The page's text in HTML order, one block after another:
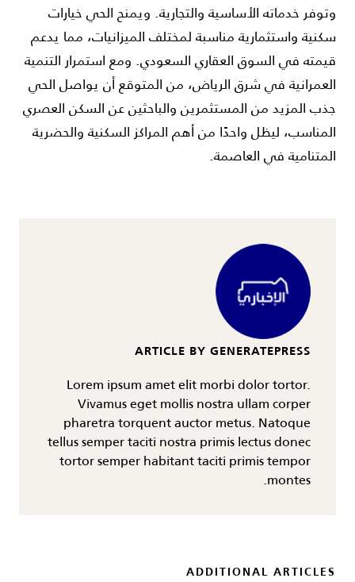
وتوفر خدماته الأساسية والتجارية. ويمنح الحي خيارات
سكنية واستثمارية مناسبة لمختلف الميزانيات، مما يدعم
قيمته في السوق العقاري السعودي. ومع استمرار التنمية
العمرانية في شرق الرياض، من المتوقع أن يواصل الحي
جذب المزيد من المستثمرين والباحثين عن السكن العصري
المناسب، ليظل واحدًا من أهم المراكز السكنية والحضرية
المتنامية في العاصمة.
ARTICLE BY GENERATEPRESS
Lorem ipsum amet elit morbi dolor tortor.
Vivamus eget mollis nostra ullam corper
pharetra torquent auctor metus. Natoque
tellus semper taciti nostra primis lectus donec
tortor semper habitant taciti primis tempor
montes.
ADDITIONAL ARTICLES